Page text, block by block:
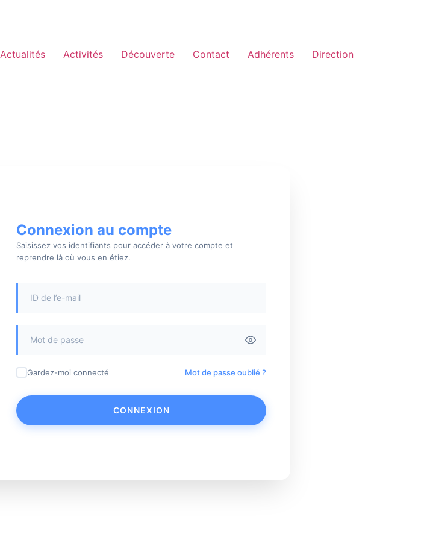
Actualités Activités Découverte Contact Adhérents Direction
Connexion au compte
Saisissez vos identifiants pour accéder à votre compte et
reprendre là où vous en étiez.
Gardez-moi connecté Mot de passe oublié ?
CONNEXION